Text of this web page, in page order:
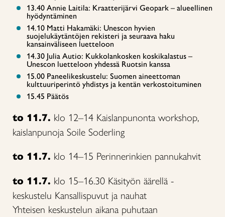
13.40 Annie Laitila: Kraatterijärvi Geopark – alueellinen
hyödyntäminen
14.10 Matti Hakamäki: Unescon hyvien
suojelukäytäntöjen rekisteri ja seuraava haku
kansainväliseen luetteloon
14.30 Julia Autio: Kukkolankosken koskikalastus –
Unescon luetteloon yhdessä Ruotsin kanssa
15.00 Paneelikeskustelu: Suomen aineettoman
kulttuuriperintö yhdistys ja kentän verkostoituminen
15.45 Päätös
to 11.7. klo 12–14 Kaislanpunonta workshop,
kaislanpunoja Soile Soderling
to 11.7. klo 14–15 Perinnerinkien pannukahvit
to 11.7. klo 15–16.30 Käsityön äärellä -
keskustelu Kansallispuvut ja nauhat
Yhteisen keskustelun aikana puhutaan